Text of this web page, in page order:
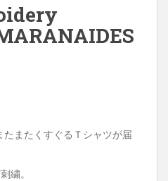
たまたくすぐるＴシャツが届
繍。